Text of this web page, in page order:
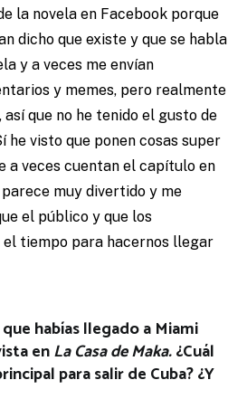
la novela en Facebook porque
dicho que existe y que se habla
y a veces me envían
y memes, pero realmente
que no he tenido el gusto de
he visto que ponen cosas super
a veces cuentan el capítulo en
muy divertido y me
el público y que los
el tiempo para hacernos llegar
habías llegado a Miami
enLa Casa de Maka.¿Cuál
para salir de Cuba? ¿Y